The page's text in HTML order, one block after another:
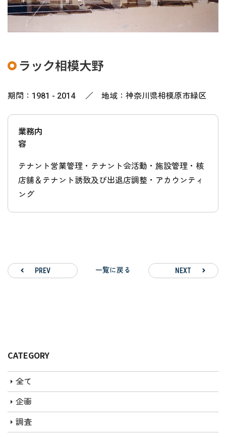
ラック相模大野
期間：1981 - 2014 ／ 地域：神奈川県相模原市緑区
業務内
容
テナント営業管理・テナント会活動・施設管理・核
店舗＆テナント誘致及び出退店調整・アカウンティ
ング
PREV 一覧に戻る NEXT
CATEGORY
全て
企画
調査